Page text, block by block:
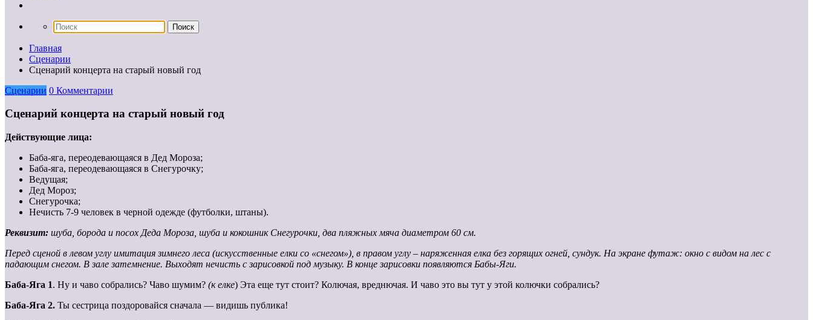
Главная
Сценарии
Сценарий концерта на старый новый год
Сценарии 0 Комментарии
Сценарий концерта на старый новый год
Действующие лица:
Баба-яга, переодевающаяся в Дед Мороза;
Баба-яга, переодевающаяся в Снегурочку;
Ведущая;
Дед Мороз;
Снегурочка;
Нечисть 7-9 человек в черной одежде (футболки, штаны).
Реквизит: шуба, борода и посох Деда Мороза, шуба и кокошник Снегурочки, два пляжных мяча диаметром 60 см.
Перед сценой в левом углу имитация зимнего леса (искусственные елки со «снегом»), в правом углу – наряженная елка без горящих огней, сундук. На экране футаж: окно с видом на лес с
падающим снегом. В зале затемнение. Выходят нечисть с зарисовкой под музыку. В конце зарисовки появляются Бабы-Яги.
Баба-Яга 1. Ну и чаво собрались? Чаво шумим? (к елке) Эта еще тут стоит? Колючая, вреднючая. И чаво это вы тут у этой колючки собрались?
Баба-Яга 2. Ты сестрица поздоровайся сначала — видишь публика!